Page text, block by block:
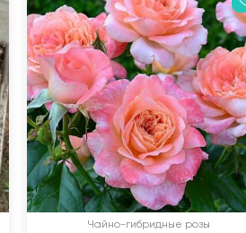
Чайно-гибридные розы